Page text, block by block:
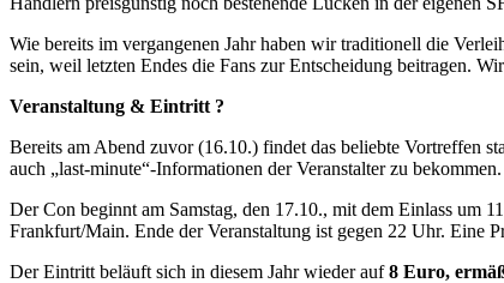
Wie bereits im vergangenen Jahr haben wir traditionell die
sein, weil letzten Endes die Fans zur Entscheidung beitragen.
Veranstaltung & Eintritt ?
Bereits am Abend zuvor (16.10.) findet das beliebte Vortreffen
auch „last-minute“-Informationen der Veranstalter zu bekommen.
Der Con beginnt am Samstag, den 17.10., mit dem Einlass um
Frankfurt/Main. Ende der Veranstaltung ist gegen 22 Uhr. Eine
Der Eintritt beläuft sich in diesem Jahr wieder auf8 Euro,